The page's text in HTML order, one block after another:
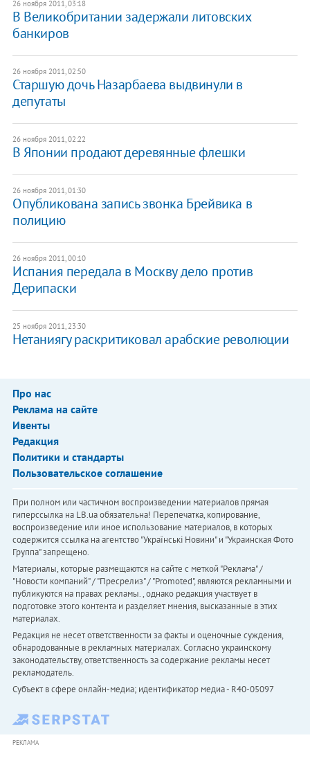
26 ноября 2011, 03:18
​В Великобритании задержали литовских
банкиров
26 ноября 2011, 02:50
Старшую дочь Назарбаева выдвинули в
депутаты
26 ноября 2011, 02:22
​В Японии продают деревянные флешки
26 ноября 2011, 01:30
Опубликована запись звонка Брейвика в
полицию
26 ноября 2011, 00:10
Испания передала в Москву дело против
Дерипаски
25 ноября 2011, 23:30
Нетаниягу раскритиковал арабские революции
Про нас
Реклама на сайте
Ивенты
Редакция
Политики и стандарты
Пользовательское соглашение
При полном или частичном воспроизведении материалов прямая
гиперссылка на LB.ua обязательна! Перепечатка, копирование,
воспроизведение или иное использование материалов, в которых
содержится ссылка на агентство "Українськi Новини" и "Украинская Фото
Группа" запрещено.
Материалы, которые размещаются на сайте с меткой "Реклама" /
"Новости компаний" / "Пресрелиз" / "Promoted", являются рекламными и
публикуются на правах рекламы. , однако редакция участвует в
подготовке этого контента и разделяет мнения, высказанные в этих
материалах.
Редакция не несет ответственности за факты и оценочные суждения,
обнародованные в рекламных материалах. Согласно украинскому
законодательству, ответственность за содержание рекламы несет
рекламодатель.
Субъект в сфере онлайн-медиа; идентификатор медиа - R40-05097
РЕКЛАМА